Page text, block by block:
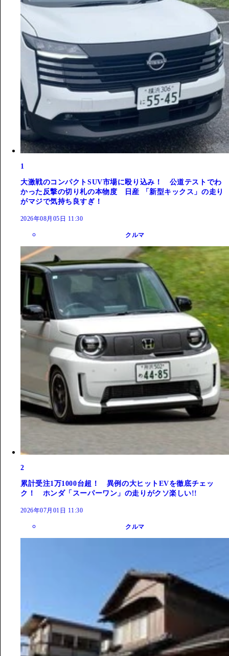
1
大激戦のコンパクトSUV市場に殴り込み！ 公道テストでわ
かった反撃の切り札の本物度 日産 「新型キックス」の走り
がマジで気持ち良すぎ！
2026年08月05日 11:30
クルマ
2
累計受注1万1000台超！ 異例の大ヒットEVを徹底チェッ
ク！ ホンダ「スーパーワン」の走りがクソ楽しい!!
2026年07月01日 11:30
クルマ